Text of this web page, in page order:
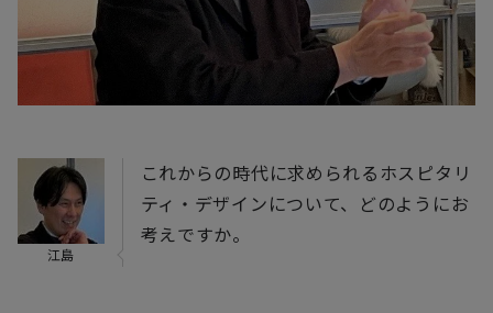
江島
これからの時代に求められるホスピタリ
ティ・デザインについて、どのようにお
考えですか。